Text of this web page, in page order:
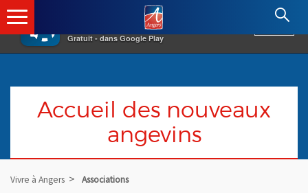
×
Gratuit - dans Google Play
Angers.fr : Retour à l'accueil
Accueil des nouveaux
angevins
Vivre à Angers Associations